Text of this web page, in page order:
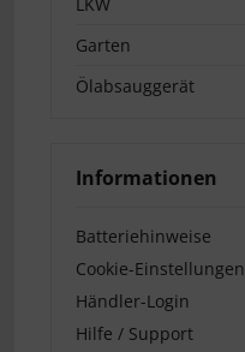
Garten
Ölabsauggerät
Informationen
Batteriehinweise
Cookie-Einstellungen
Händler-Login
Hilfe / Support